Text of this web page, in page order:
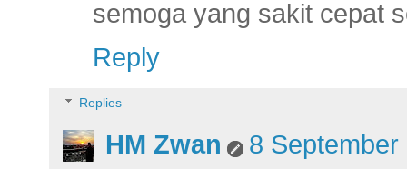
semoga yang sakit cepat
Reply
Replies
HM Zwan
8